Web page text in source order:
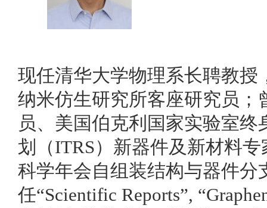
现任清华大学物理系长聘教
纳米仿生研究所客座研究员
员、美国伯克利国家实验室
划（ITRS）新器件及新材料
科学年会自组装结构与器件分
任“Scientific Reports”,